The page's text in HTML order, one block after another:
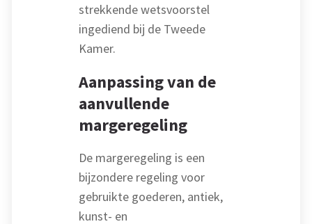
strekkende wetsvoorstel
ingediend bij de Tweede
Kamer.
Aanpassing van de
aanvullende
margeregeling
De margeregeling is een
bijzondere regeling voor
gebruikte goederen, antiek,
kunst- en